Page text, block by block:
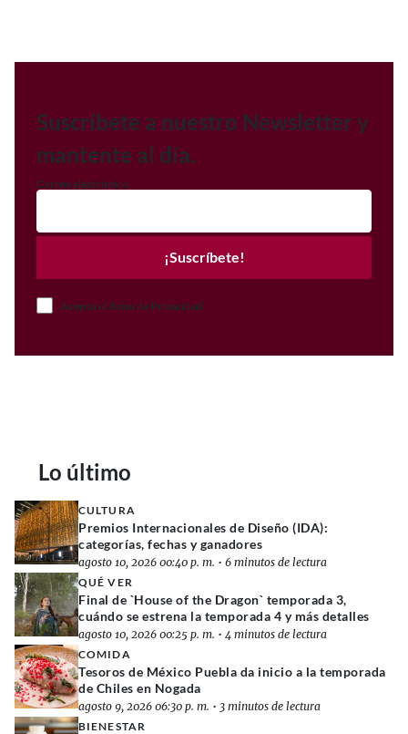
Suscríbete a nuestro Newsletter y
mantente al día.
Correo electrónico
¡Suscríbete!
Acepto el Aviso de Privacidad
Lo último
CULTURA
Premios Internacionales de Diseño (IDA):
categorías, fechas y ganadores
agosto 10, 2026 00:40 p. m. • 6 minutos de lectura
QUÉ VER
Final de `House of the Dragon` temporada 3,
cuándo se estrena la temporada 4 y más detalles
agosto 10, 2026 00:25 p. m. • 4 minutos de lectura
COMIDA
Tesoros de México Puebla da inicio a la temporada
de Chiles en Nogada
agosto 9, 2026 06:30 p. m. • 3 minutos de lectura
BIENESTAR